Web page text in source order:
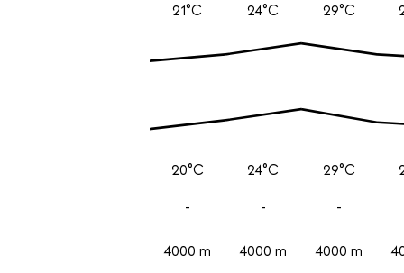
21°C
20°C
-
4000 m
24°C
24°C
-
4000 m
29°C
29°C
-
4000 m